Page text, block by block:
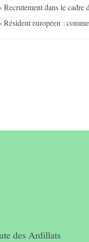
Recrutement dans le cadre
Résident européen :
des Ardillats